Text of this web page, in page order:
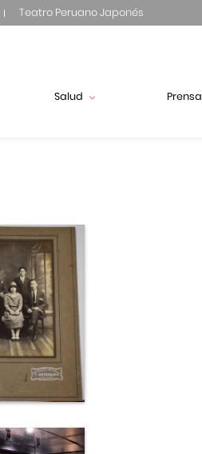
Teatro Peruano Japonés
Salud Prensa